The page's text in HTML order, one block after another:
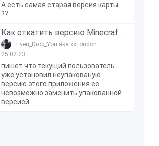
А есть самая старая версия карты
??
Как откатить версию Minecraft Bedrock Edition на Windows 10?
Even_Drop_You aka xxLondon
25.02.23
пишет что текущий пользователь
уже установил неупакованую
версию этого приложения.ее
невозможно заменить упакованной
версией